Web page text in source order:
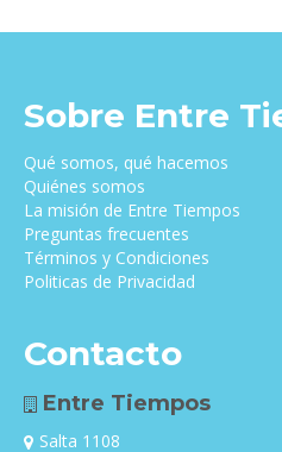
Sobre Entre
Qué somos, qué hacemos
Quiénes somos
La misión de Entre Tiempos
Preguntas frecuentes
Términos y Condiciones
Politicas de Privacidad
Contacto
Entre Tiempos
Salta 1108